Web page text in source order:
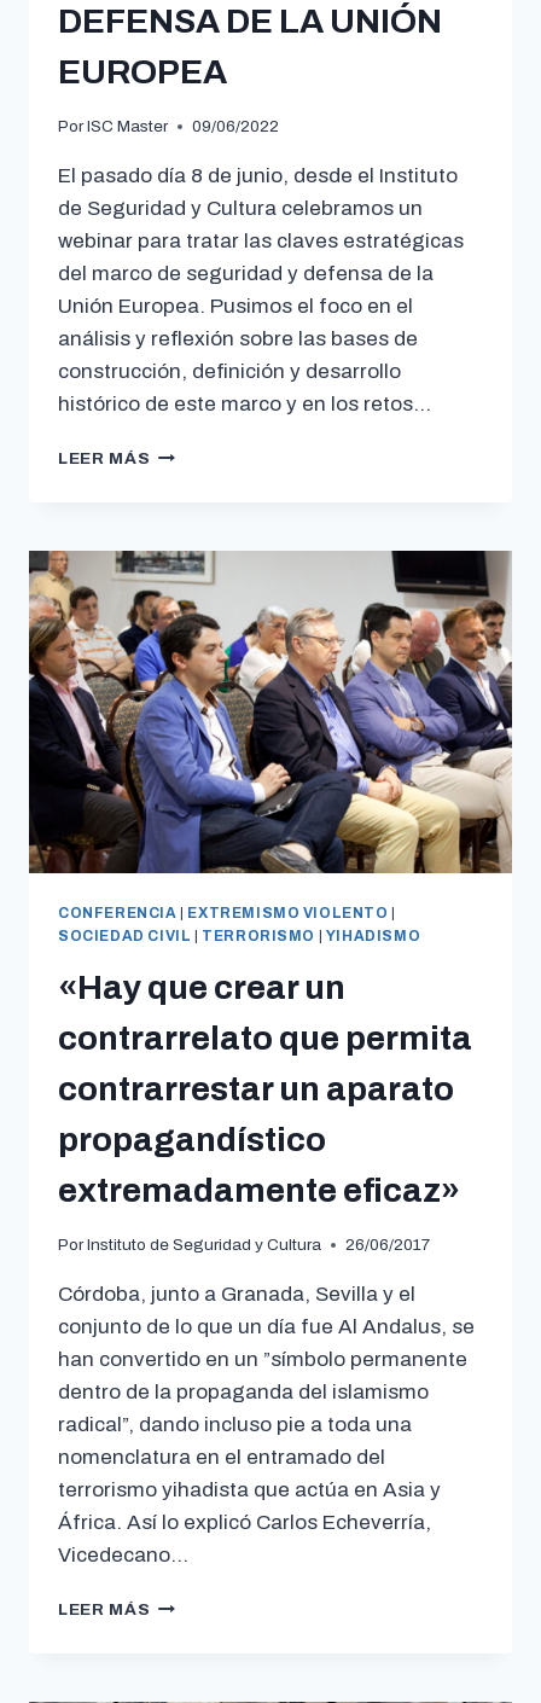
DEFENSA DE LA UNIÓN
EUROPEA
Por ISC Master 09/06/2022
El pasado día 8 de junio, desde el Instituto
de Seguridad y Cultura celebramos un
webinar para tratar las claves estratégicas
del marco de seguridad y defensa de la
Unión Europea. Pusimos el foco en el
análisis y reflexión sobre las bases de
construcción, definición y desarrollo
histórico de este marco y en los retos…
LEER MÁS
CONFERENCIA EXTREMISMO VIOLENTO
SOCIEDAD CIVIL
TERRORISMO YIHADISMO
«Hay que crear un
contrarrelato que permita
contrarrestar un aparato
propagandístico
extremadamente eficaz»
Por Instituto de Seguridad y Cultura 26/06/2017
Córdoba, junto a Granada, Sevilla y el
conjunto de lo que un día fue Al Andalus, se
han convertido en un ”símbolo permanente
dentro de la propaganda del islamismo
radical”, dando incluso pie a toda una
nomenclatura en el entramado del
terrorismo yihadista que actúa en Asia y
África. Así lo explicó Carlos Echeverría,
Vicedecano…
LEER MÁS